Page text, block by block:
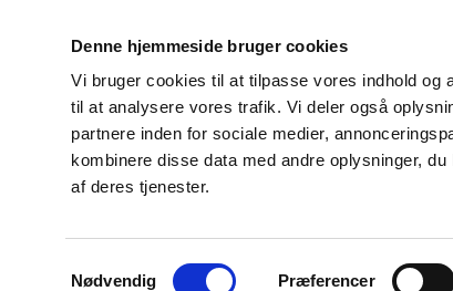
Denne hjemmeside bruger cookies
Vi bruger cookies til at tilpasse vores indhold og
til at analysere vores trafik. Vi deler også
partnere inden for sociale medier,
kombinere disse data med andre oplysninger,
af deres tjenester.
Samtykkevalg
Nødvendig Præferencer
Godkendelse og
Bivirkninger og
produktinformation
/ 2017